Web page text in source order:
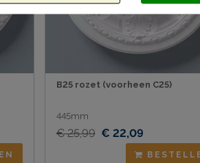
B25 rozet (voorheen C25)
445mm
€ 25,99 € 22,09